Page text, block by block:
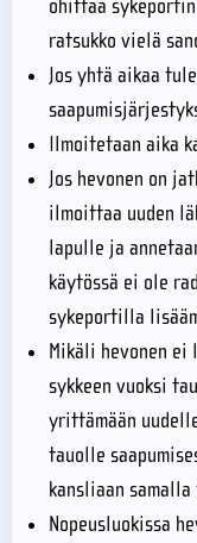
ohittaa
ratsukko vielä
Jos yhtä aikaa
Ilmoitetaan aika
Jos hevonen on
ilmoittaa uuden
lapulle ja
käytössä ei ole
sykeportilla
Mikäli hevonen
sykkeen vuoksi
yrittämään
tauolle
kansliaan
Nopeusluokissa